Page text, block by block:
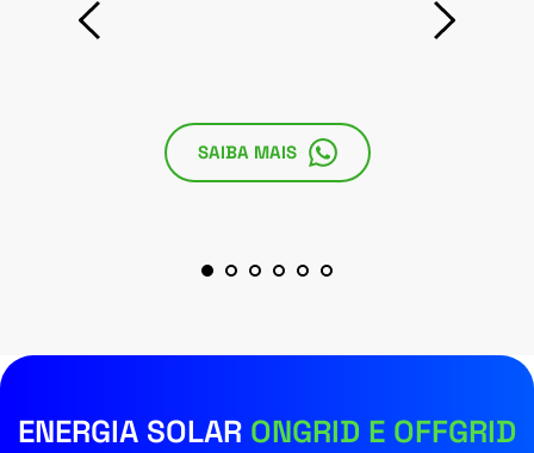
SAIBA MAIS
ENERGIA SOLAR ONGRID E OFFGRID